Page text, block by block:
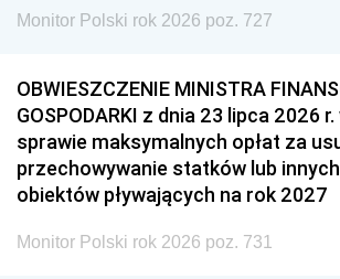
Monitor Polski rok 2026 poz. 727
OBWIESZCZENIE MINISTRA
GOSPODARKI z dnia 23 lipca 2026 r.
sprawie maksymalnych opłat za
przechowywanie statków lub innych
obiektów pływających na rok 2027
Monitor Polski rok 2026 poz. 731